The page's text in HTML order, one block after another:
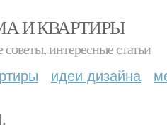
И КВАРТИРЫ
интересные статьи
идеи дизайна